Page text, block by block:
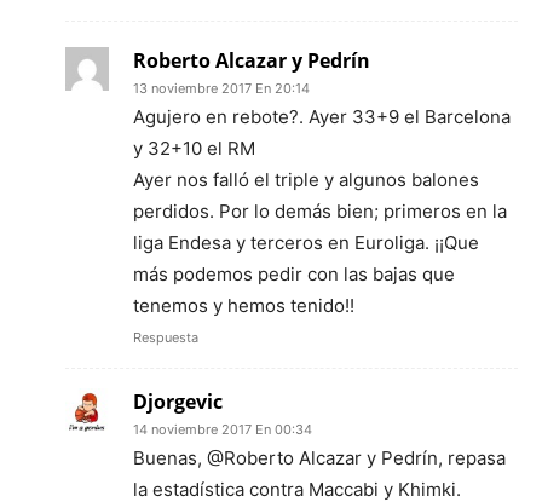
Roberto Alcazar y Pedrín
13 noviembre 2017 En 20:14
Agujero en rebote?. Ayer 33+9 el Barcelona
y 32+10 el RM
Ayer nos falló el triple y algunos balones
perdidos. Por lo demás bien; primeros en la
liga Endesa y terceros en Euroliga. ¡¡Que
más podemos pedir con las bajas que
tenemos y hemos tenido!!
Respuesta
Djorgevic
14 noviembre 2017 En 00:34
Buenas, @Roberto Alcazar y Pedrín, repasa
la estadística contra Maccabi y Khimki.